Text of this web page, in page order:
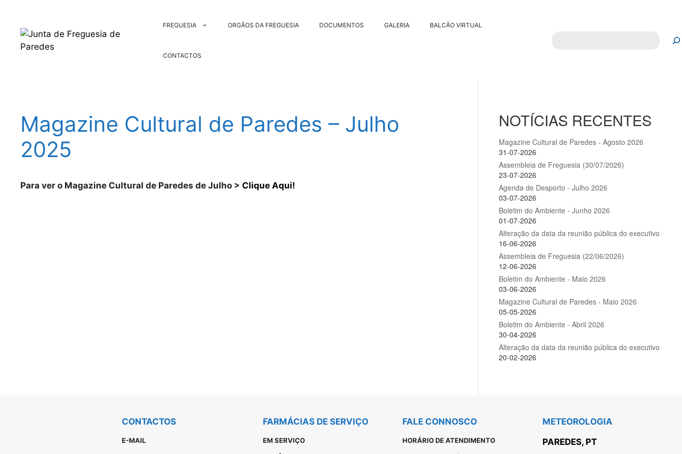
conteúdo
FREGUESIA ORGÃOS DA FREGUESIA DOCUMENTOS GALERIA BALCÂO VIRTUAL
CONTACTOS
Magazine Cultural de Paredes – Julho
2025
Para ver o Magazine Cultural de Paredes de Julho > Clique Aqui!
CONTACTOS
E-MAIL
FARMÁCIAS DE SERVIÇO
EM SERVIÇO
FALE CONNOSCO
HORÁRIO DE ATENDIMENTO
METEOROLOGIA
PAREDES, PT